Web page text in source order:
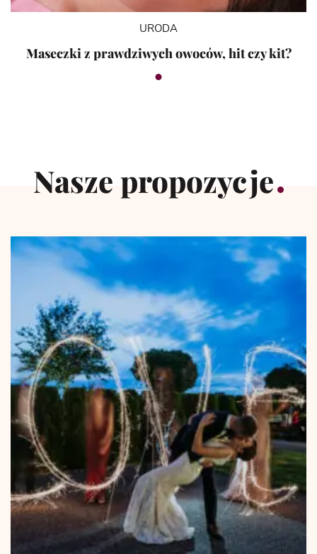
URODA
Maseczki z prawdziwych owoców, hit czy kit?
Nasze propozycje